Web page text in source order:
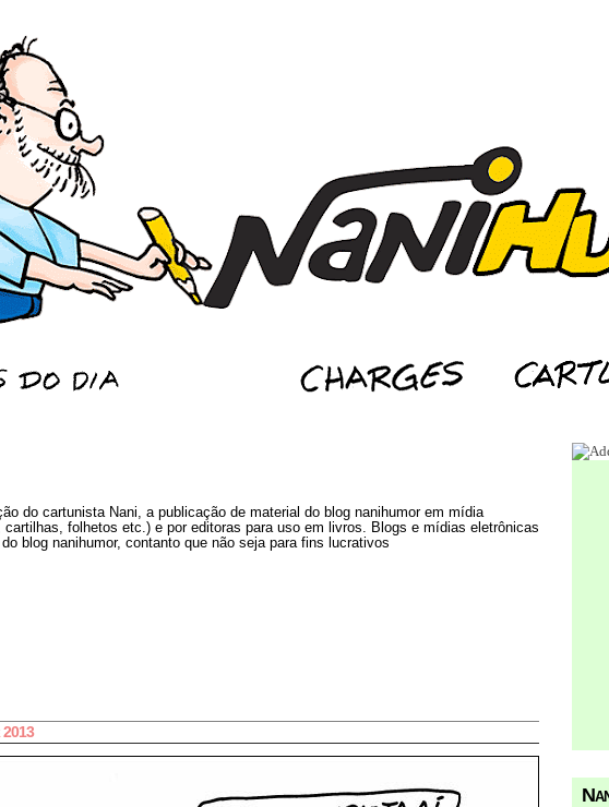
do cartunista Nani, a publicação de material do blog nanihumor em mídia
folhetos etc.) e por editoras para uso em livros. Blogs e mídias eletrônicas
blog nanihumor, contanto que não seja para fins lucrativos
2013